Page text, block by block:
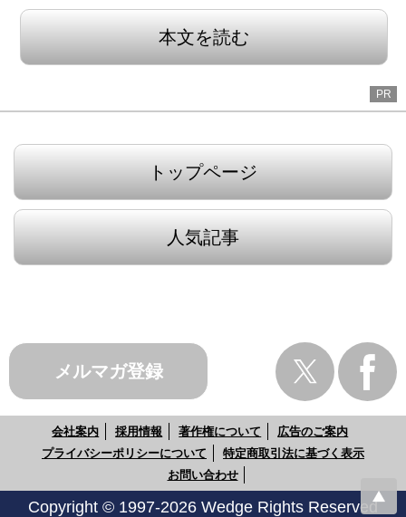
本文を読む
PR
トップページ
人気記事
メルマガ登録
会社案内 採用情報 著作権について
広告のご案内
プライバシーポリシーについて
特定商取引法に基づく表示
お問い合わせ
Copyright © 1997-2026 Wedge Rights Reserved